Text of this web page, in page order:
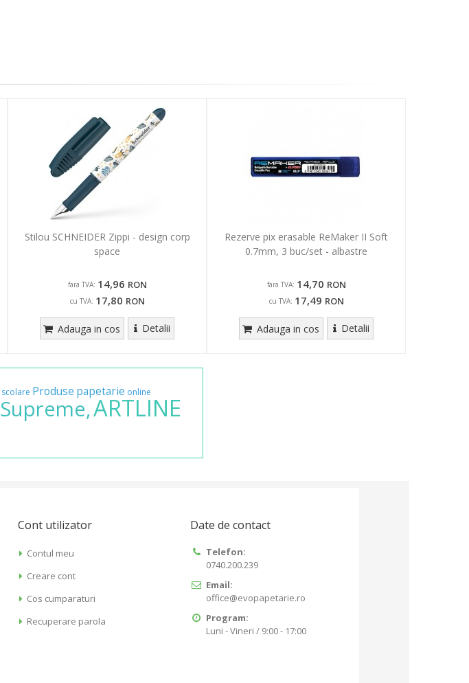
Stilou SCHNEIDER Zippi - design corp
space
fara TVA: 14,96 RON
cu TVA: 17,80 RON
Adauga in cos Detalii
Rezerve pix erasable ReMaker II Soft
0.7mm, 3 buc/set - albastre
fara TVA: 14,70 RON
cu TVA: 17,49 RON
Adauga in cos Detalii
scolare Produse papetarie online
Supreme,ARTLINE
Cont utilizator
Contul meu
Creare cont
Cos cumparaturi
Recuperare parola
Date de contact
Telefon:
0740.200.239
Email:
office@evopapetarie.ro
Program:
Luni - Vineri / 9:00 - 17:00